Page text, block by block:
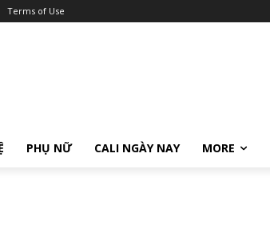
Terms of Use
PHỤ NỮ CALI NGÀY NAY MORE